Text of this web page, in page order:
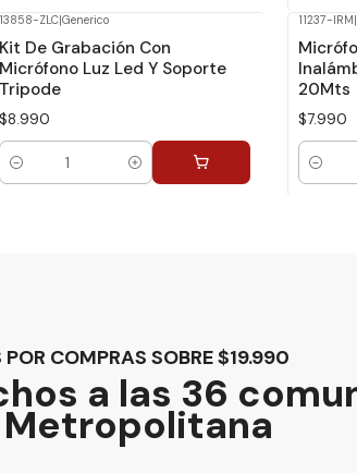
13858-ZLC|Generico
Kit De Grabación Con
Micrófono Luz Led Y Soporte
Tripode
$8.990
Cantidad
11237-IRM|
20Mts
$7.990
Cantidad
COMPRAS SOBRE $19.990
a las 36
Metropolitana